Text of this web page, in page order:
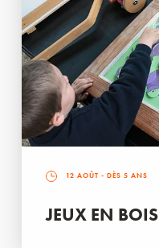
12 AOÛT - DÈS 5 ANS
JEUX EN BOIS